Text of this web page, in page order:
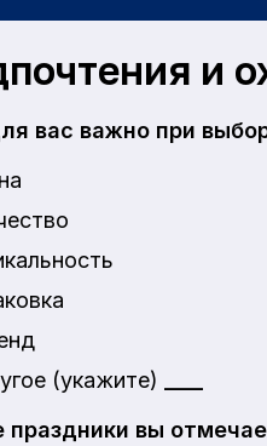
и
вас важно при
(укажите)
праздники вы